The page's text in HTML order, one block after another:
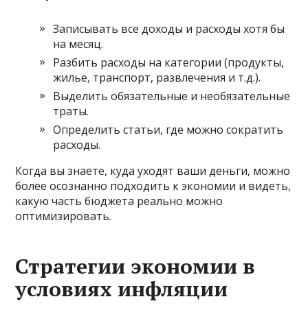
Записывать все доходы и расходы хотя бы
на месяц.
Разбить расходы на категории (продукты,
жилье, транспорт, развлечения и т.д.).
Выделить обязательные и необязательные
траты.
Определить статьи, где можно сократить
расходы.
Когда вы знаете, куда уходят ваши деньги, можно
более осознанно подходить к экономии и видеть,
какую часть бюджета реально можно
оптимизировать.
Стратегии экономии в
условиях инфляции